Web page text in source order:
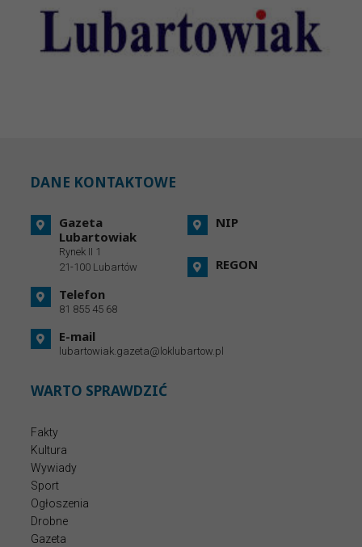
DANE KONTAKTOWE
Gazeta
Lubartowiak
Rynek II 1
21-100 Lubartów
Telefon
81 855 45 68
E-mail
lubartowiak.gazeta@loklubartow.pl
NIP
REGON
WARTO SPRAWDZIĆ
Fakty
Kultura
Wywiady
Sport
Ogłoszenia
Drobne
Gazeta